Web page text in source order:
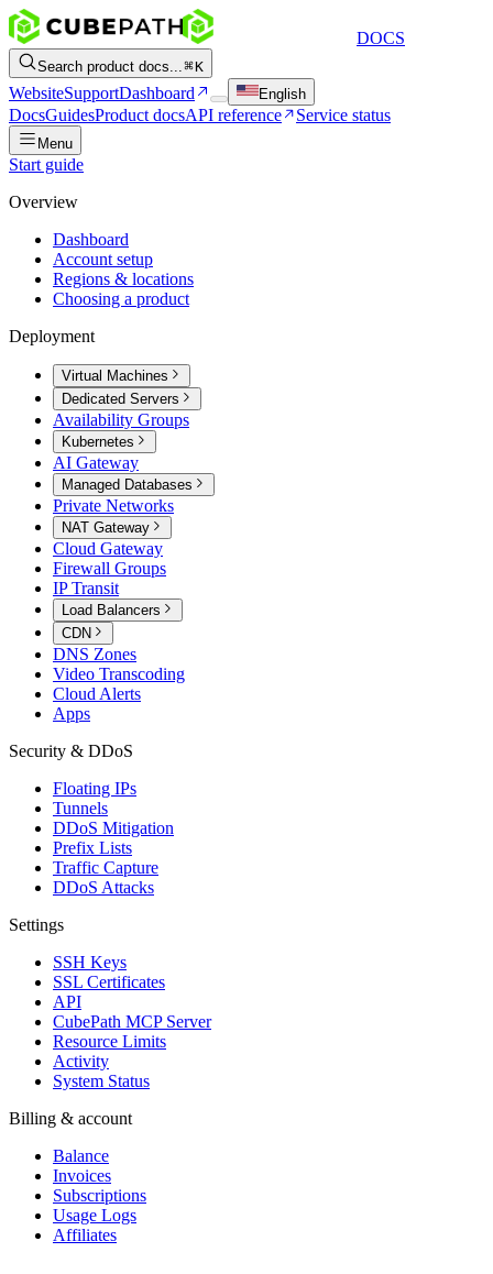
DOCS
Search product docs... K
WebsiteSupportDashboard English
DocsGuidesProduct docsAPI reference Service status
Menu
Start guide
Overview
Dashboard
Account setup
Regions & locations
Choosing a product
Deployment
Virtual Machines
Dedicated Servers
Availability Groups
Kubernetes
AI Gateway
Managed Databases
Private Networks
NAT Gateway
Cloud Gateway
Firewall Groups
IP Transit
Load Balancers
CDN
DNS Zones
Video Transcoding
Cloud Alerts
Apps
Security & DDoS
Floating IPs
Tunnels
DDoS Mitigation
Prefix Lists
Traffic Capture
DDoS Attacks
Settings
SSH Keys
SSL Certificates
API
CubePath MCP Server
Resource Limits
Activity
System Status
Billing & account
Balance
Invoices
Subscriptions
Usage Logs
Affiliates